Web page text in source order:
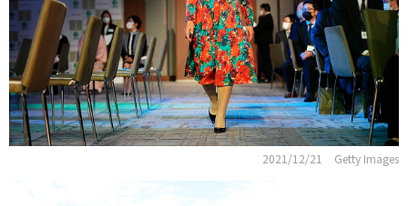
2021/12/21 Getty Images